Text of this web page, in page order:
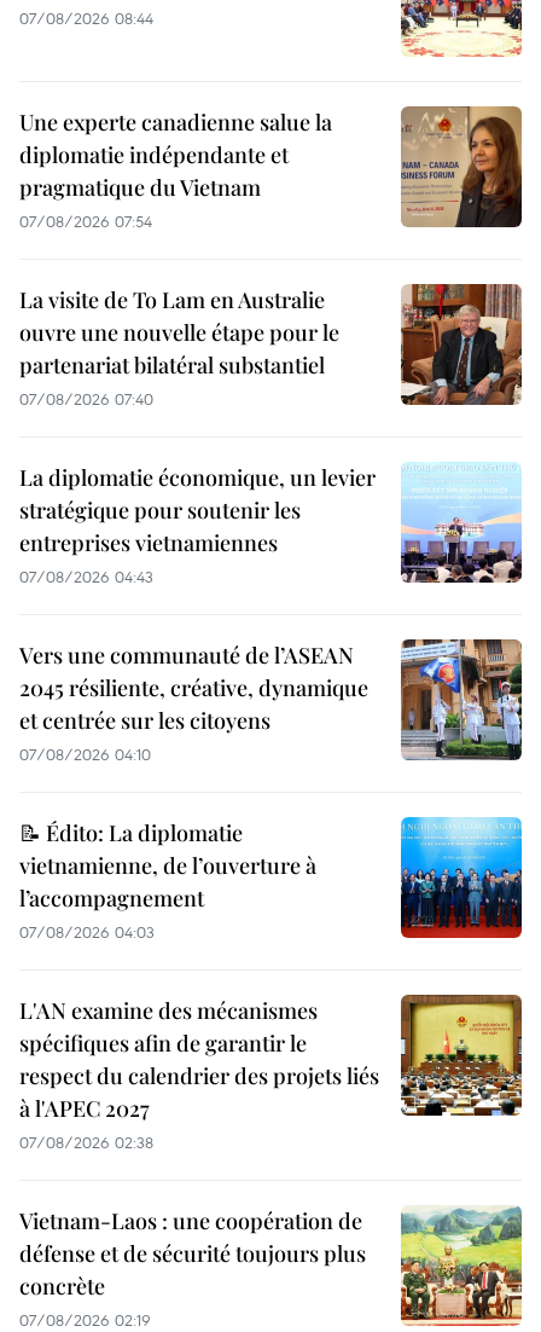
07/08/2026 08:44
Une experte canadienne salue la
diplomatie indépendante et
pragmatique du Vietnam
07/08/2026 07:54
La visite de To Lam en Australie
ouvre une nouvelle étape pour le
partenariat bilatéral substantiel
07/08/2026 07:40
La diplomatie économique, un levier
stratégique pour soutenir les
entreprises vietnamiennes
07/08/2026 04:43
Vers une communauté de l’ASEAN
2045 résiliente, créative, dynamique
et centrée sur les citoyens
07/08/2026 04:10
📝 Édito: La diplomatie
vietnamienne, de l’ouverture à
l’accompagnement
07/08/2026 04:03
L'AN examine des mécanismes
spécifiques afin de garantir le
respect du calendrier des projets liés
à l'APEC 2027
07/08/2026 02:38
Vietnam-Laos : une coopération de
défense et de sécurité toujours plus
concrète
07/08/2026 02:19